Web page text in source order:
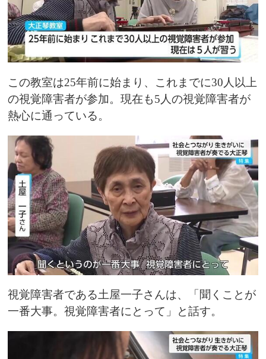
この教室は25年前に始まり、これまでに30人以上
の視覚障害者が参加。現在も5人の視覚障害者が
熱心に通っている。
視覚障害者である土屋一子さんは、「聞くことが
一番大事。視覚障害者にとって」と話す。